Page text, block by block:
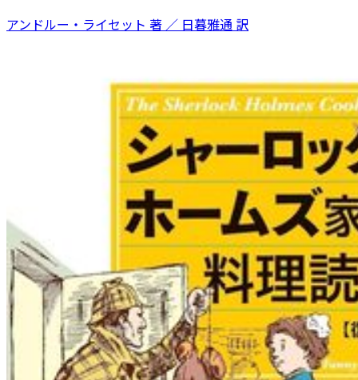
アンドルー・ライセット 著 ／ 日暮雅通 訳